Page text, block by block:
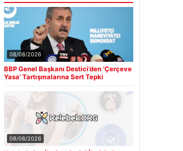
08/08/2026
BBP Genel Başkanı Destici’den ‘Çerçeve
Yasa’ Tartışmalarına Sert Tepki
08/08/2026